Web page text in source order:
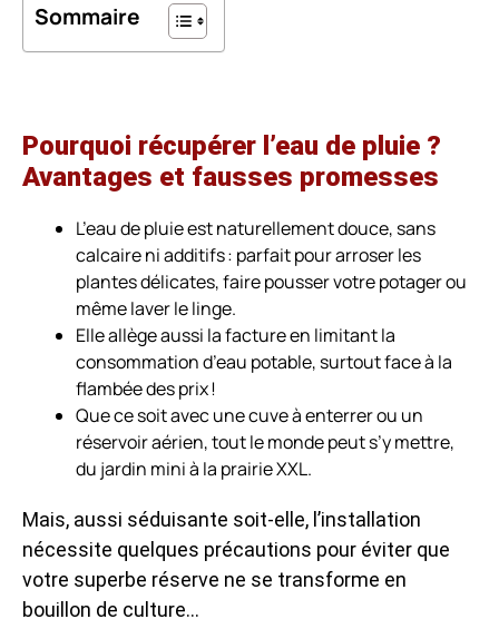
Sommaire
Pourquoi récupérer l’eau de pluie ?
Avantages et fausses promesses
L’eau de pluie est naturellement douce, sans
calcaire ni additifs : parfait pour arroser les
plantes délicates, faire pousser votre potager ou
même laver le linge.
Elle allège aussi la facture en limitant la
consommation d’eau potable, surtout face à la
flambée des prix !
Que ce soit avec une cuve à enterrer ou un
réservoir aérien, tout le monde peut s’y mettre,
du jardin mini à la prairie XXL.
Mais, aussi séduisante soit-elle, l’installation
nécessite quelques précautions pour éviter que
votre superbe réserve ne se transforme en
bouillon de culture…